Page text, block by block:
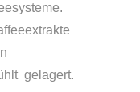
gelagert.